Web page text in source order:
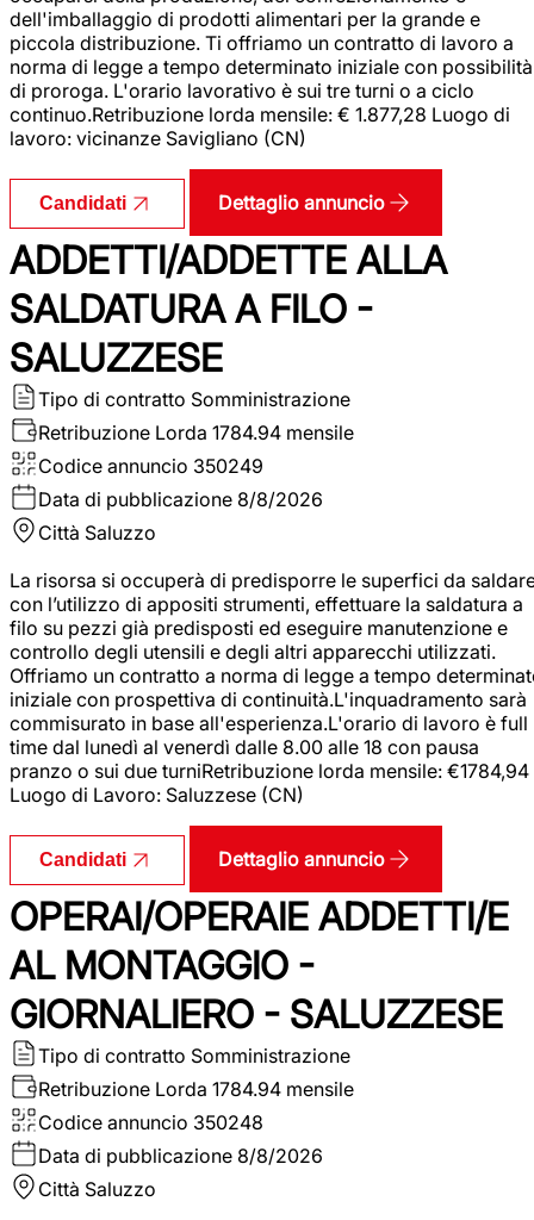
dell'imballaggio di prodotti alimentari per la grande e
piccola distribuzione. Ti offriamo un contratto di lavoro a
norma di legge a tempo determinato iniziale con possibilità
di proroga. L'orario lavorativo è sui tre turni o a ciclo
continuo.Retribuzione lorda mensile: € 1.877,28 Luogo di
lavoro: vicinanze Savigliano (CN)
Candidati Dettaglio annuncio
ADDETTI/ADDETTE ALLA
SALDATURA A FILO -
SALUZZESE
Tipo di contratto Somministrazione
Retribuzione Lorda 1784.94 mensile
Codice annuncio 350249
Data di pubblicazione 8/8/2026
Città Saluzzo
La risorsa si occuperà di predisporre le superfici da
con l’utilizzo di appositi strumenti, effettuare la saldatura a
filo su pezzi già predisposti ed eseguire manutenzione e
controllo degli utensili e degli altri apparecchi utilizzati.
Offriamo un contratto a norma di legge a tempo
iniziale con prospettiva di continuità.L'inquadramento sarà
commisurato in base all'esperienza.L'orario di lavoro è full
time dal lunedì al venerdì dalle 8.00 alle 18 con pausa
pranzo o sui due turniRetribuzione lorda mensile: €1784,94
Luogo di Lavoro: Saluzzese (CN)
Candidati Dettaglio annuncio
OPERAI/OPERAIE ADDETTI/E
AL MONTAGGIO -
GIORNALIERO - SALUZZESE
Tipo di contratto Somministrazione
Retribuzione Lorda 1784.94 mensile
Codice annuncio 350248
Data di pubblicazione 8/8/2026
Città Saluzzo